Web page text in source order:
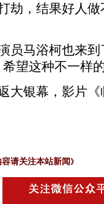
劫，结果好人
马浴柯也来到
望这种不一样
银幕，影片《
容请关注本站新闻》